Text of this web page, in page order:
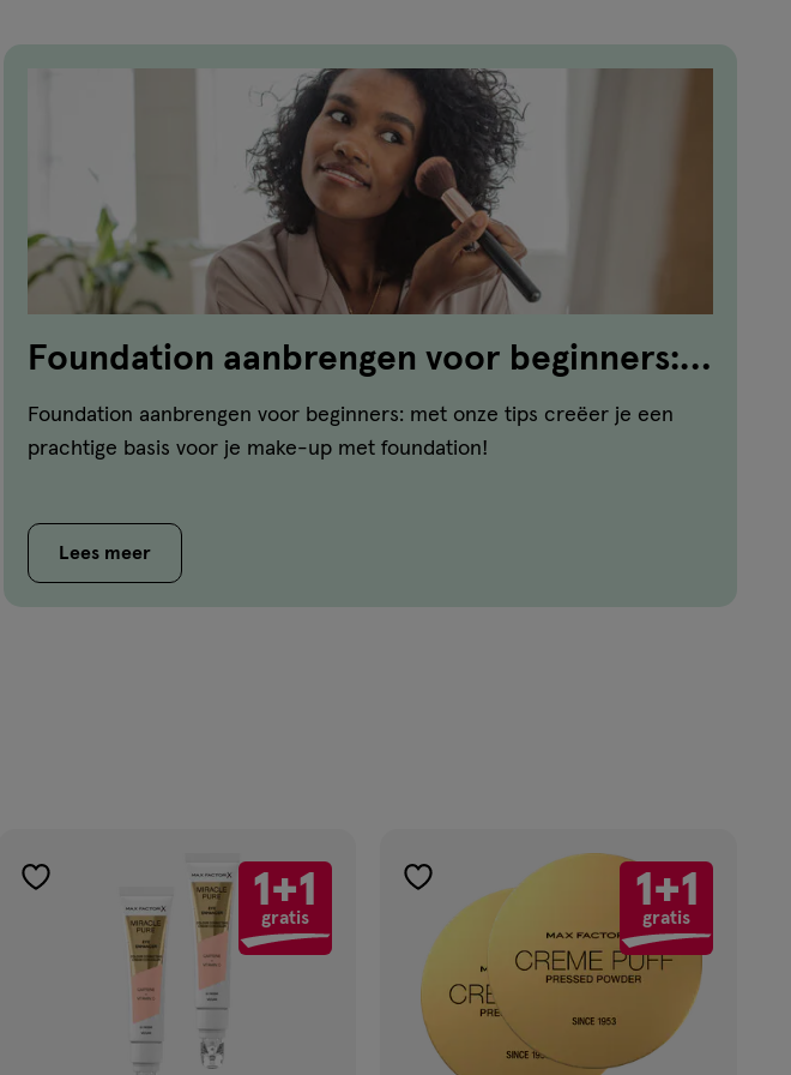
Foundation aanbrengen voor beginners:
zo doe je dat!
Foundation aanbrengen voor beginners: met onze tips creëer je een
prachtige basis voor je make-up met foundation!
Lees meer
1+1
gratis
toevoegen
1+1
gratis
toevoegen
aan
verlanglijst